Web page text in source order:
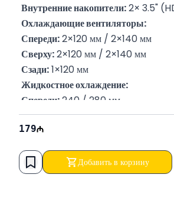
Внутренние накопители: 2× 3.5"
Охлаждающие вентиляторы:
Спереди: 2×120 мм / 2×140 мм
Сверху: 2×120 мм / 2×140 мм
Сзади: 1×120 мм
Жидкостное охлаждение:
Спереди: 240 / 280 мм
Сверху: 240 / 280 мм
Сзади:
Вес:
10,08 кг
P/N: CA-1R4-00S6WN-00
179
Добавить в корзину